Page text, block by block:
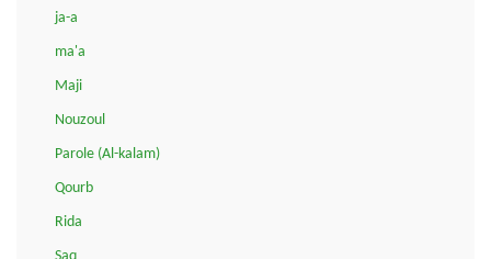
ja-a
ma'a
Maji
Nouzoul
Parole (Al-kalam)
Qourb
Rida